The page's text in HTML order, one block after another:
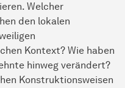
Welcher
den lokalen
Kontext? Wie haben
hinweg verändert?
Konstruktionsweisen